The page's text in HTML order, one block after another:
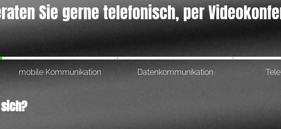
Sie gerne telefonisch, per
mobile Kommunikation Datenkommunikation